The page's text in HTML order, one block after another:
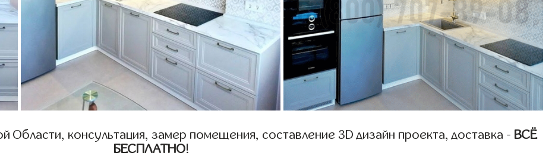
Области, консультация, замер помещения, составление 3D дизайн проекта, доставка - ВСЁ
БЕСПЛАТНО!